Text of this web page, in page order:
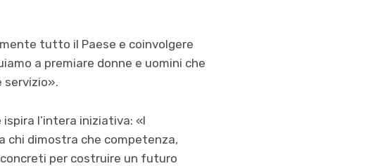
tutto il Paese e coinvolgere
a premiare donne e uomini che
servizio».
l’intera iniziativa: «I
chi dimostra che competenza,
per costruire un futuro